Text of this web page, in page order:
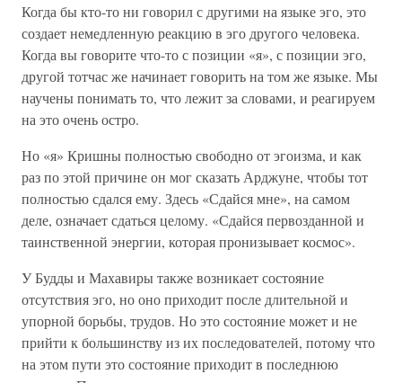
Когда бы кто-то ни говорил с другими на языке эго, это
создает немедленную реакцию в эго другого человека.
Когда вы говорите что-то с позиции «я», с позиции эго,
другой тотчас же начинает говорить на том же языке. Мы
научены понимать то, что лежит за словами, и реагируем
на это очень остро.
Но «я» Кришны полностью свободно от эгоизма, и как
раз по этой причине он мог сказать Арджуне, чтобы тот
полностью сдался ему. Здесь «Сдайся мне», на самом
деле, означает сдаться целому. «Сдайся первозданной и
таинственной энергии, которая пронизывает космос».
У Будды и Махавиры также возникает состояние
отсутствия эго, но оно приходит после длительной и
упорной борьбы, трудов. Но это состояние может и не
прийти к большинству из их последователей, потому что
на этом пути это состояние приходит в последнюю